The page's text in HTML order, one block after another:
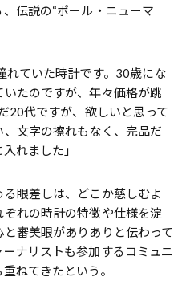
伝説の“ポール・ニューマ
れていた時計です。30歳にな
たのですが、年々価格が跳
20代ですが、欲しいと思って
文字の擦れもなく、完品だ
れました」
眼差しは、どこか慈しむよ
れの時計の特徴や仕様を淀
審美眼がありありと伝わって
ナリストも参加するコミュニ
ねてきたという。